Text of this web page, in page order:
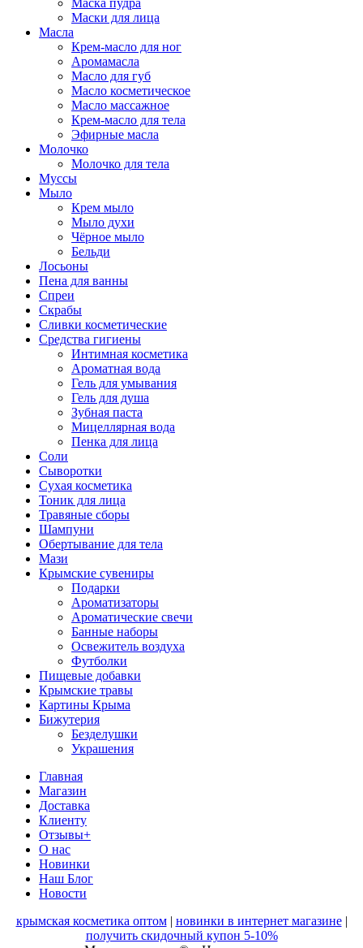
Маска пудра
Маски для лица
Масла
Крем-масло для ног
Аромамасла
Масло для губ
Масло косметическое
Масло массажное
Крем-масло для тела
Эфирные масла
Молочко
Молочко для тела
Муссы
Мыло
Крем мыло
Мыло духи
Чёрное мыло
Бельди
Лосьоны
Пена для ванны
Спреи
Скрабы
Сливки косметические
Средства гигиены
Интимная косметика
Ароматная вода
Гель для умывания
Гель для душа
Зубная паста
Мицеллярная вода
Пенка для лица
Соли
Сыворотки
Сухая косметика
Тоник для лица
Травяные сборы
Шампуни
Обертывание для тела
Мази
Крымские сувениры
Подарки
Ароматизаторы
Ароматические свечи
Банные наборы
Освежитель воздуха
Футболки
Пищевые добавки
Крымские травы
Картины Крыма
Бижутерия
Безделушки
Украшения
Главная
Магазин
Доставка
Клиенту
Отзывы+
О нас
Новинки
Наш Блог
Новости
крымская косметика оптом| новинки в интернет магазине|
получить скидочный купон 5-10%